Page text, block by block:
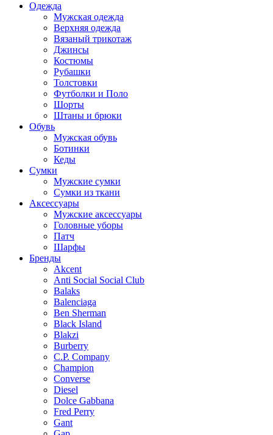
Одежда
Мужская одежда
Верхняя одежда
Вязаный трикотаж
Джинсы
Костюмы
Рубашки
Толстовки
Футболки и Поло
Шорты
Штаны и брюки
Обувь
Мужская обувь
Ботинки
Кеды
Сумки
Мужские сумки
Сумки из ткани
Аксессуары
Мужские аксессуары
Головные уборы
Патч
Шарфы
Бренды
Akcent
Anti Social Social Club
Balaks
Balenciaga
Ben Sherman
Black Island
Blakzi
Burberry
C.P. Company
Champion
Converse
Diesel
Dolce Gabbana
Fred Perry
Gant